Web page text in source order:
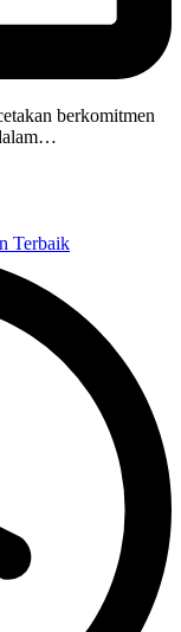
berkomitmen
Terbaik